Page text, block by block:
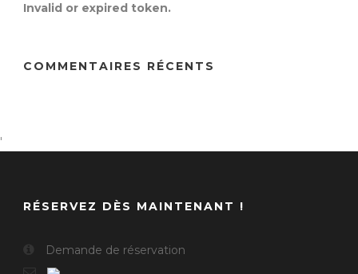
Invalid or expired token.
COMMENTAIRES RÉCENTS
'
RÉSERVEZ DÈS MAINTENANT !
Demande de réservation